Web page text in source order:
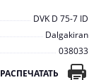
DVK D 75-7 ID
Dalgakiran
038033
РАСПЕЧАТАТЬ